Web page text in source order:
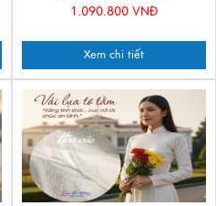
1.090.800 VNĐ
Xem chi tiết